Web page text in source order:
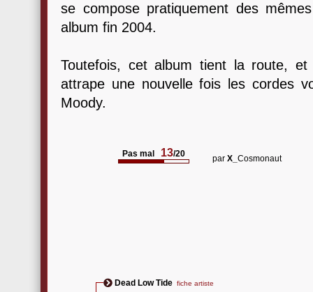
se compose pratiquement des
album fin 2004.
Toutefois, cet album tient la route,
attrape une nouvelle fois les cordes
Moody.
Pas mal 13/20 par X_ Cosmonaut
Dead Low Tide fiche artiste